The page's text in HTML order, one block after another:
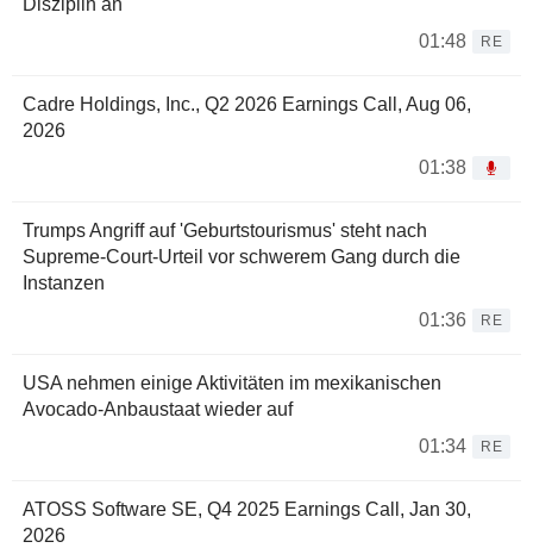
Disziplin an
01:48
RE
Cadre Holdings, Inc., Q2 2026 Earnings Call, Aug 06,
2026
01:38
Trumps Angriff auf 'Geburtstourismus' steht nach
Supreme-Court-Urteil vor schwerem Gang durch die
Instanzen
01:36
RE
USA nehmen einige Aktivitäten im mexikanischen
Avocado-Anbaustaat wieder auf
01:34
RE
ATOSS Software SE, Q4 2025 Earnings Call, Jan 30,
2026